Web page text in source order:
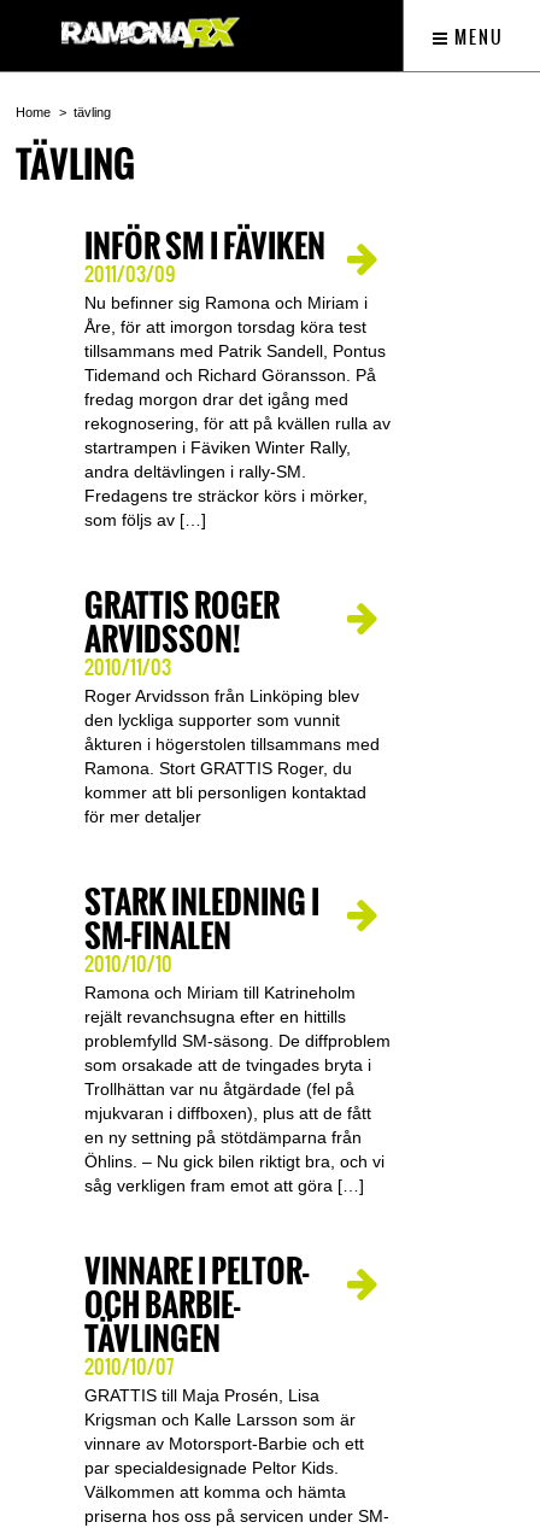
MENU
Home tävling
TÄVLING
INFÖR SM I FÄVIKEN
2011/03/09
Nu befinner sig Ramona och Miriam i
Åre, för att imorgon torsdag köra test
tillsammans med Patrik Sandell, Pontus
Tidemand och Richard Göransson. På
fredag morgon drar det igång med
rekognosering, för att på kvällen rulla av
startrampen i Fäviken Winter Rally,
andra deltävlingen i rally-SM.
Fredagens tre sträckor körs i mörker,
som följs av […]
GRATTIS ROGER
ARVIDSSON!
2010/11/03
Roger Arvidsson från Linköping blev
den lyckliga supporter som vunnit
åkturen i högerstolen tillsammans med
Ramona. Stort GRATTIS Roger, du
kommer att bli personligen kontaktad
för mer detaljer
STARK INLEDNING I
SM-FINALEN
2010/10/10
Ramona och Miriam till Katrineholm
rejält revanchsugna efter en hittills
problemfylld SM-säsong. De diffproblem
som orsakade att de tvingades bryta i
Trollhättan var nu åtgärdade (fel på
mjukvaran i diffboxen), plus att de fått
en ny settning på stötdämparna från
Öhlins. – Nu gick bilen riktigt bra, och vi
såg verkligen fram emot att göra […]
VINNARE I PELTOR-
OCH BARBIE-
TÄVLINGEN
2010/10/07
GRATTIS till Maja Prosén, Lisa
Krigsman och Kalle Larsson som är
vinnare av Motorsport-Barbie och ett
par specialdesignade Peltor Kids.
Välkommen att komma och hämta
priserna hos oss på servicen under SM-